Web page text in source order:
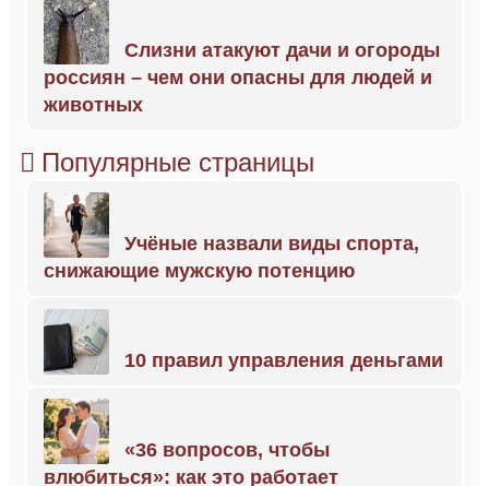
Слизни атакуют дачи и огороды
россиян – чем они опасны для людей и
животных
Популярные страницы
Учёные назвали виды спорта,
снижающие мужскую потенцию
10 правил управления деньгами
«36 вопросов, чтобы
влюбиться»: как это работает